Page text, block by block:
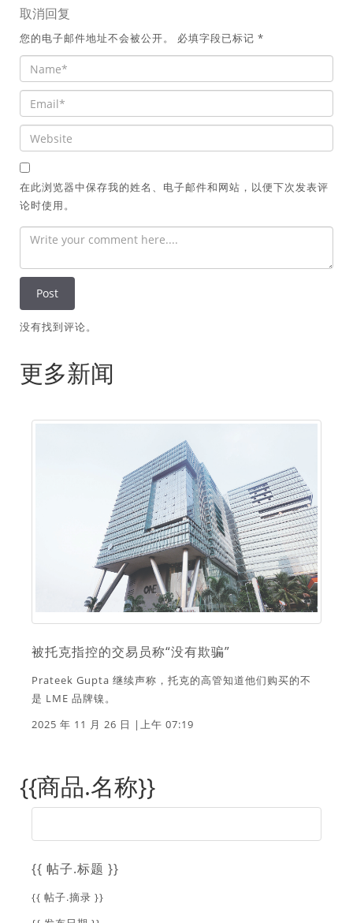
取消回复
您的电子邮件地址不会被公开。 必填字段已标记 *
在此浏览器中保存我的姓名、电子邮件和网站，以便下次发表评
论时使用。
没有找到评论。
更多新闻
被托克指控的交易员称“没有欺骗”
Prateek Gupta 继续声称，托克的高管知道他们购买的不
是 LME 品牌镍。
2025 年 11 月 26 日 |上午 07:19
{{商品.名称}}
{{ 帖子.标题 }}
{{ 帖子.摘录 }}